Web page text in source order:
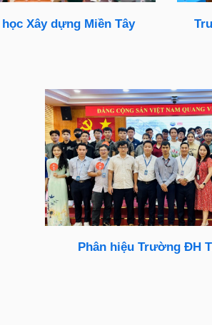
Xây dựng Miền Tây
Phân hiệu Trường ĐH